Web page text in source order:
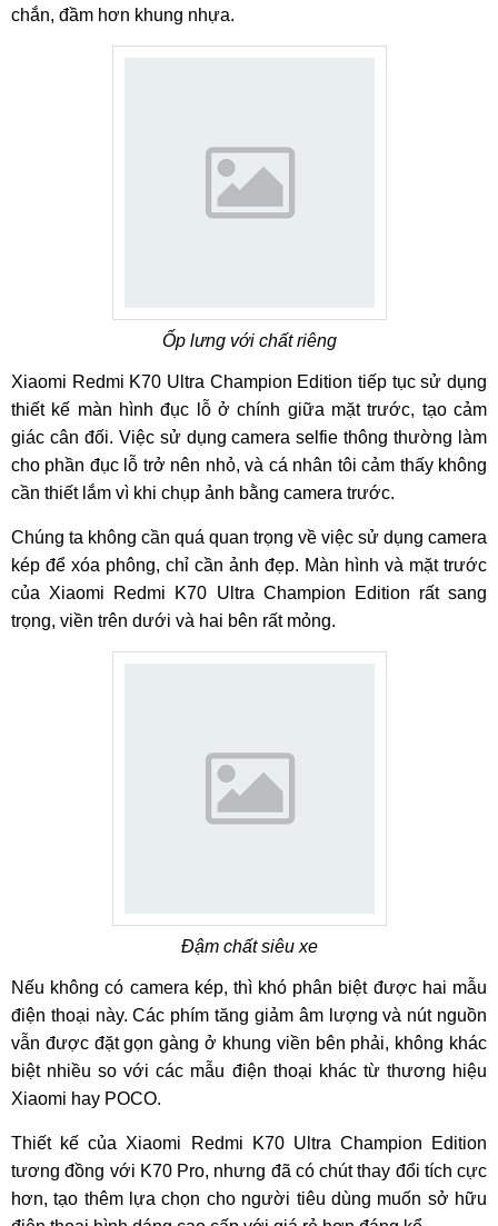
chắn, đầm hơn khung nhựa.
Ốp lưng với chất riêng
Xiaomi Redmi K70 Ultra Champion Edition tiếp tục sử dụng
thiết kế màn hình đục lỗ ở chính giữa mặt trước, tạo cảm
giác cân đối. Việc sử dụng camera selfie thông thường làm
cho phần đục lỗ trở nên nhỏ, và cá nhân tôi cảm thấy không
cần thiết lắm vì khi chụp ảnh bằng camera trước.
Chúng ta không cần quá quan trọng về việc sử dụng camera
kép để xóa phông, chỉ cần ảnh đẹp. Màn hình và mặt trước
của Xiaomi Redmi K70 Ultra Champion Edition rất sang
trọng, viền trên dưới và hai bên rất mỏng.
Đậm chất siêu xe
Nếu không có camera kép, thì khó phân biệt được hai mẫu
điện thoại này. Các phím tăng giảm âm lượng và nút nguồn
vẫn được đặt gọn gàng ở khung viền bên phải, không khác
biệt nhiều so với các mẫu điện thoại khác từ thương hiệu
Xiaomi hay POCO.
Thiết kế của Xiaomi Redmi K70 Ultra Champion Edition
tương đồng với K70 Pro, nhưng đã có chút thay đổi tích cực
hơn, tạo thêm lựa chọn cho người tiêu dùng muốn sở hữu